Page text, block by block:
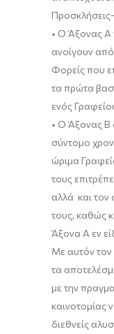
Προσκλήσεις
• Ο Άξονας Α
ανοίγουν
Φορείς που
τα πρώτα
ενός
• Ο Άξονας Β
σύντομο
ώριμα
τους
αλλά και τον
τους, καθώς
Άξονα Α εν
Με αυτόν
τα
με την
καινοτομίας
διεθνείς